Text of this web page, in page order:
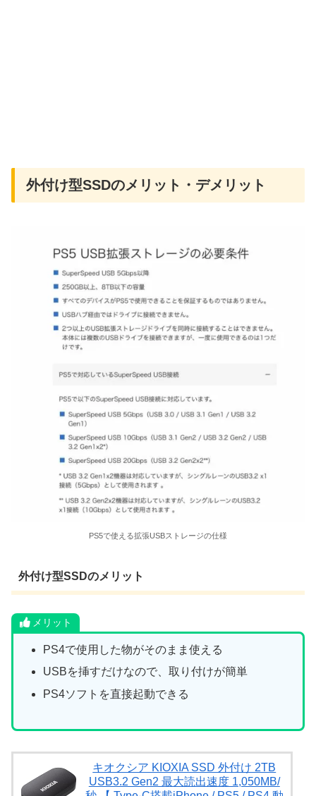
外付け型SSDのメリット・デメリット
PS5で使える拡張USBストレージの仕様
外付け型SSDのメリット
メリット
PS4で使用した物がそのまま使える
USBを挿すだけなので、取り付けが簡単
PS4ソフトを直接起動できる
キオクシア KIOXIA SSD 外付け 2TB
USB3.2 Gen2 最大読出速度 1,050MB/